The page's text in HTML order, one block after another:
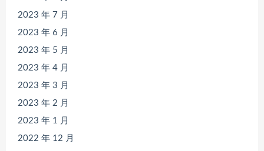
2023 年 7 月
2023 年 6 月
2023 年 5 月
2023 年 4 月
2023 年 3 月
2023 年 2 月
2023 年 1 月
2022 年 12 月